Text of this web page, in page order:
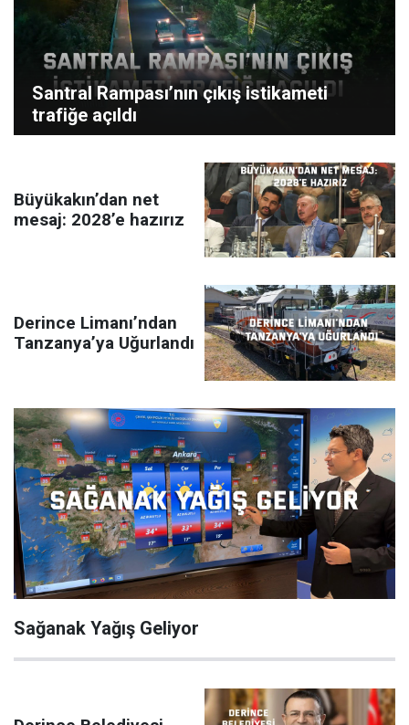
Santral Rampası’nın çıkış istikameti
trafiğe açıldı
Büyükakın’dan net
mesaj: 2028’e hazırız
Derince Limanı’ndan
Tanzanya’ya Uğurlandı
Sağanak Yağış Geliyor